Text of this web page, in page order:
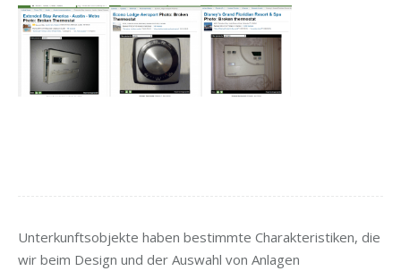
Unterkunftsobjekte haben bestimmte Charakteristiken, die
wir beim Design und der Auswahl von Anlagen